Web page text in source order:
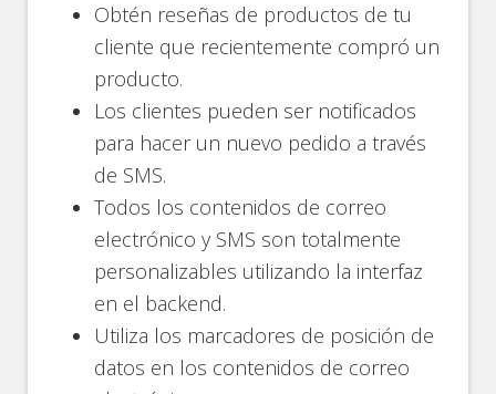
Obtén reseñas de productos de tu
cliente que recientemente compró un
producto.
Los clientes pueden ser notificados
para hacer un nuevo pedido a través
de SMS.
Todos los contenidos de correo
electrónico y SMS son totalmente
personalizables utilizando la interfaz
en el backend.
Utiliza los marcadores de posición de
datos en los contenidos de correo